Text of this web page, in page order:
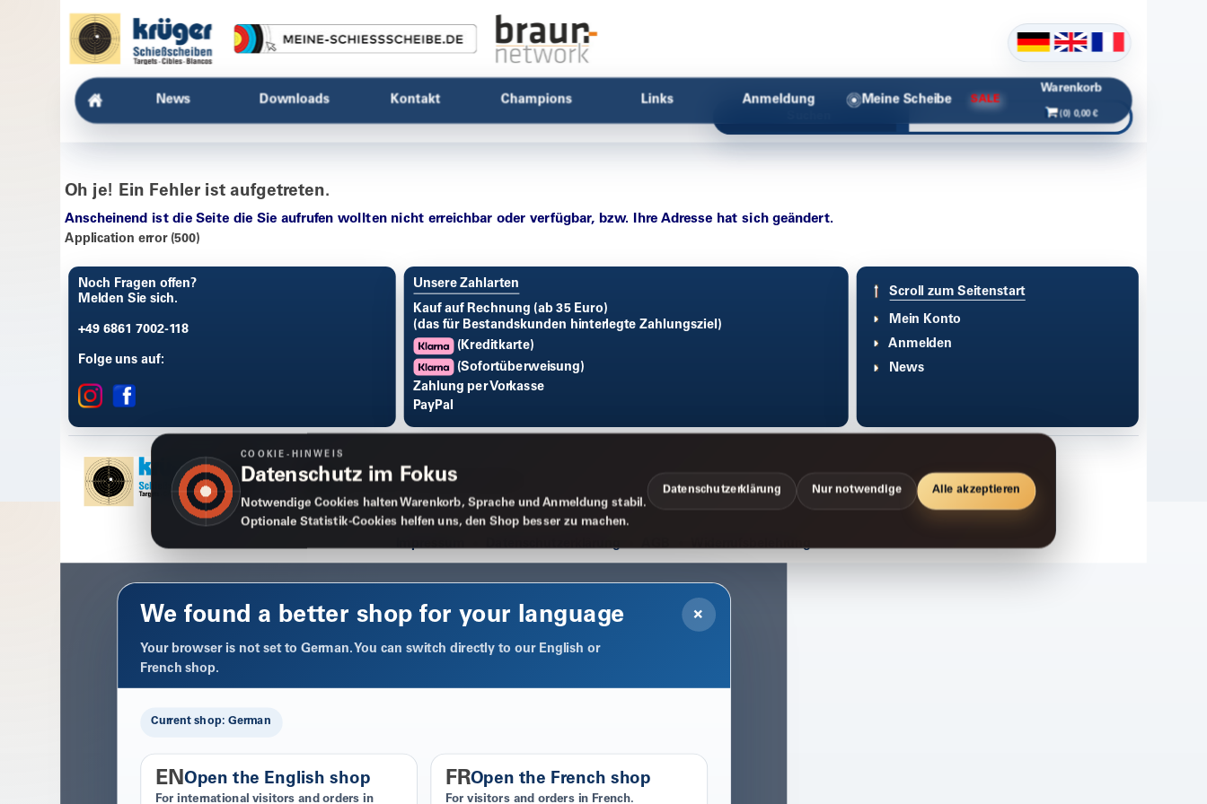
News Downloads Kontakt Champions Links Anmeldung Meine Scheibe SALE
Warenkorb
(0) 0,00 €
Oh je! Ein Fehler ist aufgetreten.
Anscheinend ist die Seite die Sie aufrufen wollten nicht erreichbar oder verfügbar, bzw. Ihre Adresse hat sich geändert.
Application error (500)
Noch Fragen offen?
Melden Sie sich.
+49 6861 7002-118
Folge uns auf:
Unsere Zahlarten
Kauf auf Rechnung (ab 35 Euro)
(das für Bestandskunden hinterlegte Zahlungsziel)
(Kreditkarte)
(Sofortüberweisung)
Zahlung per Vorkasse
PayPal
Scroll zum Seitenstart
Mein Konto
Anmelden
News
Impressum Datenschutzerklärung AGB Widerrufsbelehrung
×
We found a better shop for your language
Your browser is not set to German. You can switch directly to our English or
French shop.
Current shop: German
ENOpen the English shop
For international visitors and orders in
FROpen the French shop
For visitors and orders in French.
COOKIE-HINWEIS
Datenschutz im Fokus
Notwendige Cookies halten Warenkorb, Sprache und Anmeldung stabil.
Optionale Statistik-Cookies helfen uns, den Shop besser zu machen.
Datenschutzerklärung Nur notwendige Alle akzeptieren